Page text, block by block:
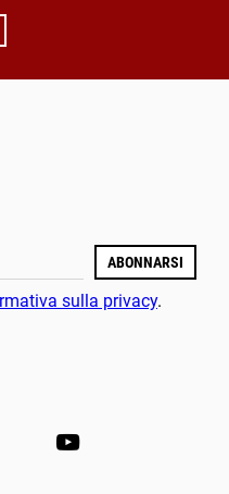
ABONNARSI
sulla privacy.